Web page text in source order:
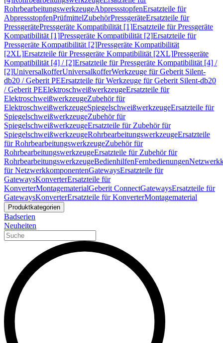
RohrbearbeitungswerkzeugeAbpressstopfenErsatzteile für
AbpressstopfenPrüfmittelZubehörPressgeräteErsatzteile für
PressgerätePressgeräte Kompatibilität [1]Ersatzteile für Pressgeräte
Kompatibilität [1]Pressgeräte Kompatibilität [2]Ersatzteile für
Pressgeräte Kompatibilität [2]Pressgeräte Kompatibilität
[2XL]Ersatzteile für Pressgeräte Kompatibilität [2XL]Pressgeräte
Kompatibilität [4] / [2]Ersatzteile für Pressgeräte Kompatibilität [4] /
[2]UniversalkofferUniversalkofferWerkzeuge für Geberit Silent-
db20 / Geberit PEErsatzteile für Werkzeuge für Geberit Silent-db20
/ Geberit PEElektroschweißwerkzeugeErsatzteile für
ElektroschweißwerkzeugeZubehör für
ElektroschweißwerkzeugeSpiegelschweißwerkzeugeErsatzteile für
SpiegelschweißwerkzeugeZubehör für
SpiegelschweißwerkzeugeErsatzteile für Zubehör für
SpiegelschweißwerkzeugeRohrbearbeitungswerkzeugeErsatzteile
für RohrbearbeitungswerkzeugeZubehör für
RohrbearbeitungswerkzeugeErsatzteile für Zubehör für
RohrbearbeitungswerkzeugeBedienhilfenFernbedienungen
für NetzwerkkomponentenGatewaysErsatzteile für
GatewaysKonverterErsatzteile für
KonverterMontagematerialGeberit ConnectGatewaysErsatzteile für
GatewaysKonverterErsatzteile für KonverterMontagematerial
Produktkategorien
Badserien
Neuheiten